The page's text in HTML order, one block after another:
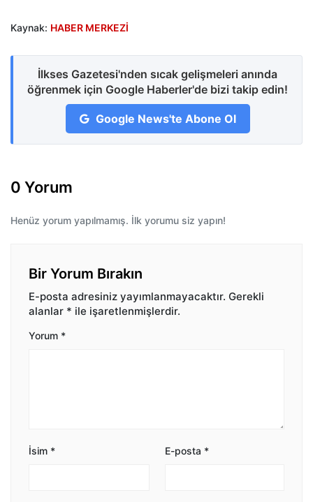
Kaynak: HABER MERKEZİ
İlkses Gazetesi'nden sıcak gelişmeleri anında
öğrenmek için Google Haberler'de bizi takip edin!
Google News'te Abone Ol
0 Yorum
Henüz yorum yapılmamış. İlk yorumu siz yapın!
Bir Yorum Bırakın
E-posta adresiniz yayımlanmayacaktır. Gerekli
alanlar * ile işaretlenmişlerdir.
Yorum *
İsim * E-posta *